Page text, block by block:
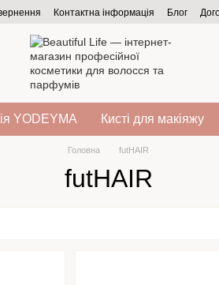
Контактна інформація Блог
YODEYMA Кисті для макіяжу
Головна futHAIR
futHAIR